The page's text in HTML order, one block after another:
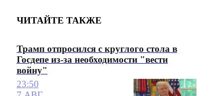
ЧИТАЙТЕ ТАКЖЕ
Трамп отпросился с круглого стола в
Госдепе из-за необходимости "вести
войну"
23:50